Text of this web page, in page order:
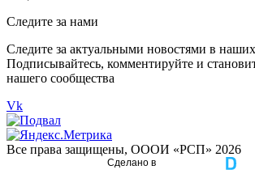
Следите за нами
Следите за актуальными новостями в
Подписывайтесь, комментируйте и
нашего сообщества
Vk
Все права защищены, ОООИ «РСП» 2026
Сделано в